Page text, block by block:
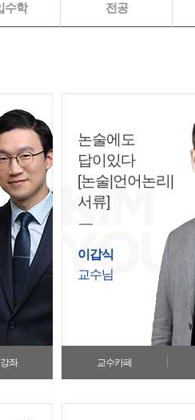
수학 전공
좌
논술에도
답이있다
[논술|언어논리|
서류]
이갑식
교수님
교수카페